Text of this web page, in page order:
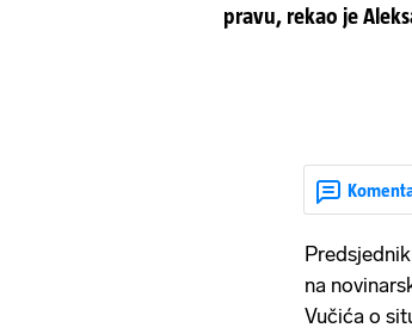
pravu, rekao je
na
Vučića o